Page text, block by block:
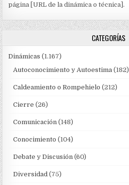
página [URL de la dinámica o técnica].
CATEGORÍAS
Dinámicas (1.167)
Autoconocimiento y Autoestima (182)
Caldeamiento o Rompehielo (212)
Cierre (26)
Comunicación (148)
Conocimiento (104)
Debate y Discusión (60)
Diversidad (75)